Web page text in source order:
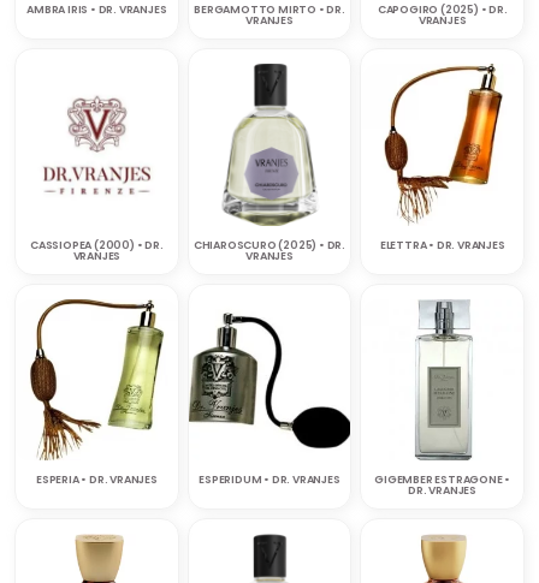
AMBRA IRIS • DR. VRANJES BERGAMOTTO MIRTO • DR.
VRANJES
CAPOGIRO (2025) • DR.
VRANJES
CASSIOPEA (2000) • DR.
VRANJES
CHIAROSCURO (2025) • DR.
VRANJES
ELETTRA • DR. VRANJES
ESPERIA • DR. VRANJES ESPERIDUM • DR. VRANJES GIGEMBER ESTRAGONE •
DR. VRANJES